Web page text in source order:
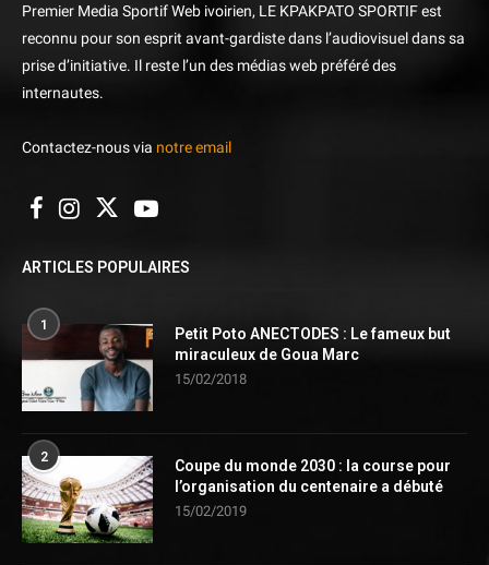
Premier Media Sportif Web ivoirien, LE KPAKPATO SPORTIF est
reconnu pour son esprit avant-gardiste dans l’audiovisuel dans sa
prise d’initiative. Il reste l’un des médias web préféré des
internautes.
Contactez-nous via notre email
ARTICLES POPULAIRES
1
Petit Poto ANECTODES : Le fameux but
miraculeux de Goua Marc
15/02/2018
2
Coupe du monde 2030 : la course pour
l’organisation du centenaire a débuté
15/02/2019